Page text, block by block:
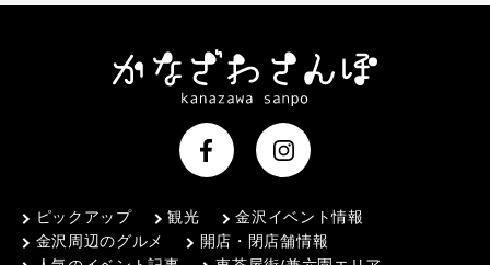
ピックアップ 観光
金沢イベント情報
金沢周辺のグルメ
開店・閉店舗情報